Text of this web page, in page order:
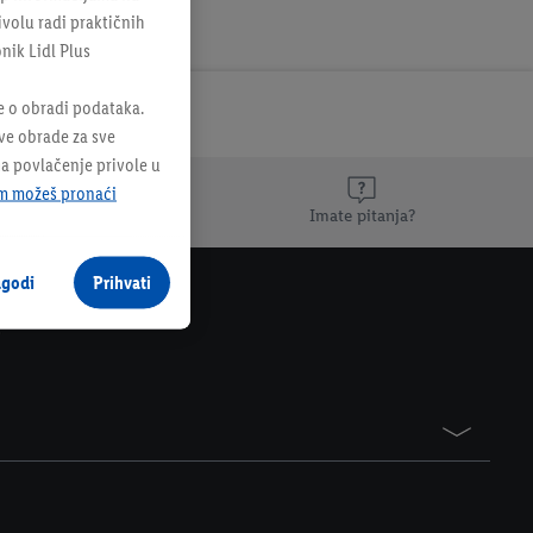
Imate pitanja?
radi praktičnih
Lidl Plus
o obradi podataka.
obrade za sve
povlačenje privole u
možeš pronaći
Prihvati